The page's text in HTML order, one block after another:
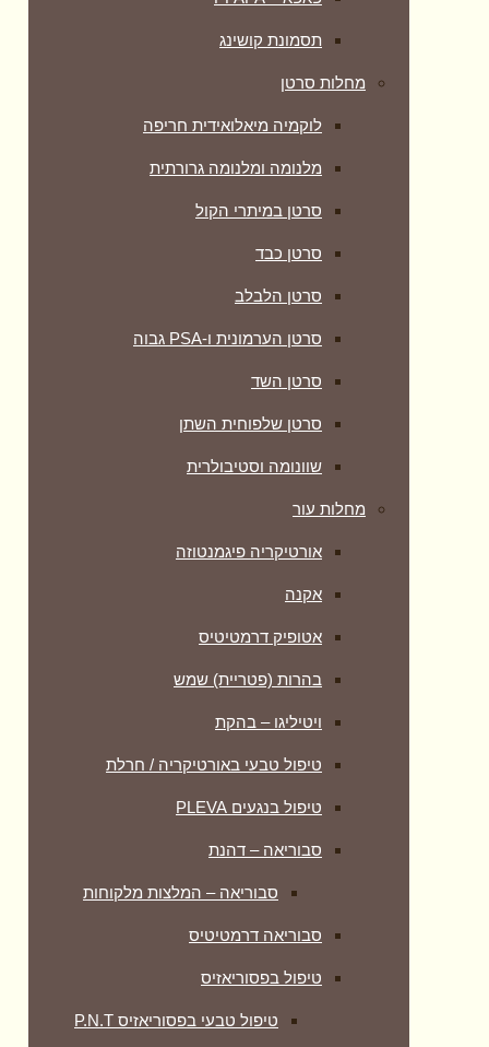
תסמונת קושינג
מחלות סרטן
לוקמיה מיאלואידית חריפה
מלנומה ומלנומה גרורתית
סרטן במיתרי הקול
סרטן כבד
סרטן הלבלב
סרטן הערמונית ו-PSA גבוה
סרטן השד
סרטן שלפוחית השתן
שוונומה וסטיבולרית
מחלות עור
אורטיקריה פיגמנטוזה
אקנה
אטופיק דרמטיטיס
בהרות (פטריית) שמש
ויטיליגו – בהקת
טיפול טבעי באורטיקריה / חרלת
טיפול בנגעים PLEVA
סבוריאה – דהנת
סבוריאה – המלצות מלקוחות
סבוריאה דרמטיטיס
טיפול בפסוריאזיס
טיפול טבעי בפסוריאזיס P.N.T